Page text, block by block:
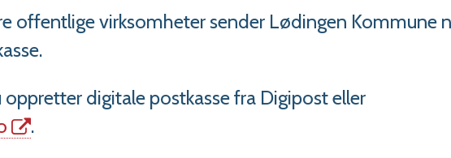
offentlige virksomheter sender Lødingen Kommune
digitale postkasse fra Digipost eller
.